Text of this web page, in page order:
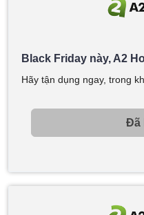
Black Friday này, A2
Hãy tận dụng ngay, trong
Đã